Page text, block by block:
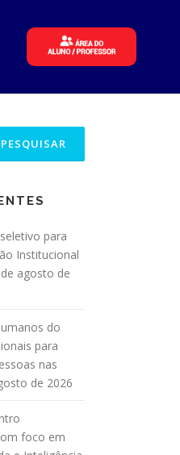
para
Institucional
agosto de
do
para
nas
de 2026
foco em